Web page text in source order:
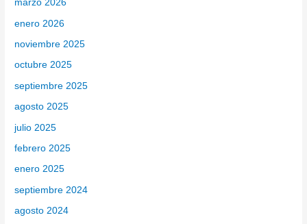
r
:
marzo 2026
enero 2026
noviembre 2025
octubre 2025
septiembre 2025
agosto 2025
julio 2025
febrero 2025
enero 2025
septiembre 2024
agosto 2024